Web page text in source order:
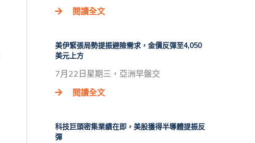
閱讀全文
美伊緊張局勢提振避險需求，金價反彈至4,050
美元上方
7月22日星期三，亞洲早盤交
閱讀全文
科技巨頭密集業績在即，美股獲得半導體提振反
彈